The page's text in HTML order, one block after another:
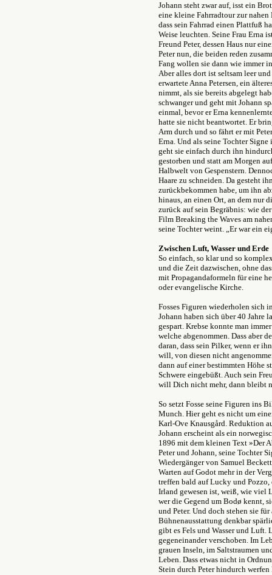
Johann steht zwar auf, isst ein
eine kleine Fahrradtour zur
dass sein Fahrrad einen Plattfuß
Weise leuchten. Seine Frau Erna
Freund Peter, dessen Haus nur
Peter nun, die beiden reden
Fang wollen sie dann wie immer
Aber alles dort ist seltsam leer
erwartete Anna Petersen, ein
nimmt, als sie bereits abgelegt
schwanger und geht mit Johann
einmal, bevor er Erna
hatte sie nicht beantwortet. Er
Arm durch und so fährt er mit
Erna. Und als seine Tochter
geht sie einfach durch ihn
gestorben und statt am Morgen
Halbwelt von Gespenstern.
Haare zu schneiden. Da gesteht
zurückbekommen habe, um ihn
hinaus, an einen Ort, an dem nur
zurück auf sein Begräbnis: wie
Film Breaking the Waves am
seine Tochter weint. „Er war ein
Zwischen Luft, Wasser und Erde
So einfach, so klar und so
und die Zeit dazwischen, ohne
mit Propagandaformeln für eine
oder evangelische Kirche.
Fosses Figuren wiederholen sich
Johann haben sich über 40 Jahre
gespart. Krebse konnte man
welche abgenommen. Dass aber
daran, dass sein Pilker, wenn er
will, von diesen nicht
dann auf einer bestimmten Höhe
Schwere eingebüßt. Auch sein
will Dich nicht mehr, dann bleibt
So setzt Fosse seine Figuren ins
Munch. Hier geht es nicht um
Karl-Ove Knausgård. Reduktion
Johann erscheint als ein
1896 mit dem kleinen Text »Der
Peter und Johann, seine Tochter
Wiedergänger von Samuel
Warten auf Godot mehr in der
treffen bald auf Lucky und
Irland gewesen ist, weiß, wie
wer die Gegend um Bodø kennt,
und Peter. Und doch stehen sie
Bühnenausstattung denkbar
gibt es Fels und Wasser und
gegeneinander verschoben. Im
grauen Inseln, im Saltstraumen
Leben. Dass etwas nicht in
Stein durch Peter hindurch werfen